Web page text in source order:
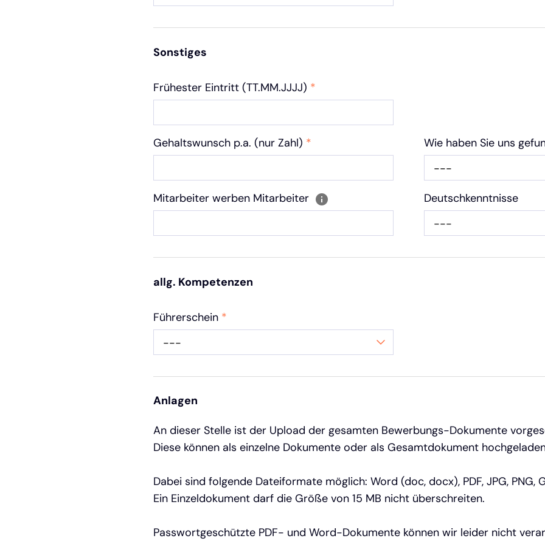
Sonstiges
Frühester Eintritt (TT.MM.JJJJ) *
Gehaltswunsch p.a. (nur Zahl) * Wie haben Sie uns
---
Mitarbeiter werben Mitarbeiter
Deutschkenntnisse
---
allg. Kompetenzen
Führerschein *
---
Anlagen
An dieser Stelle ist der Upload der gesamten Bewerbungs-Dokumente
Diese können als einzelne Dokumente oder als Gesamtdokument
Dabei sind folgende Dateiformate möglich: Word (doc, docx), PDF, JPG, PNG,
Ein Einzeldokument darf die Größe von 15 MB nicht überschreiten.
Passwortgeschützte PDF- und Word-Dokumente können wir leider nicht